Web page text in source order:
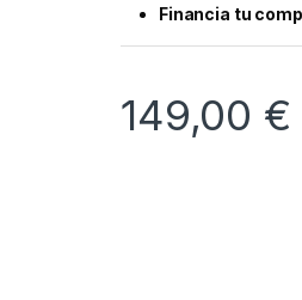
Financia tu
149,00 €